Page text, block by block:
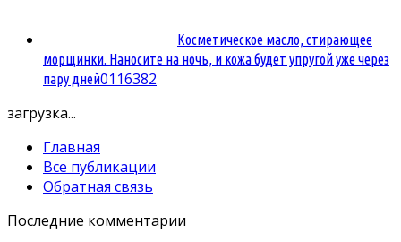
Косметическое масло, стирающее
морщинки. Наносите на ночь, и кожа будет упругой уже через
пару дней0116382
загрузка...
Главная
Все публикации
Обратная связь
Последние комментарии